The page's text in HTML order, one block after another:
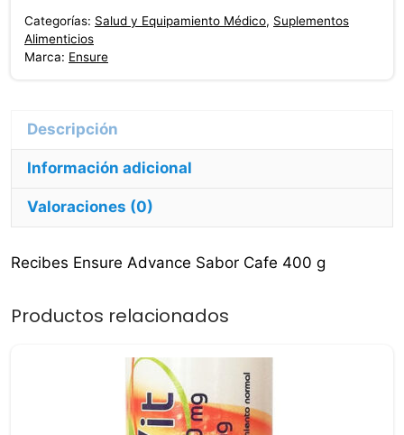
400
Categorías: Salud y Equipamiento Médico, Suplementos
Alimenticios
Marca: Ensure
Información adicional
Valoraciones (0)
Recibes Ensure Advance Sabor Cafe 400 g
Productos relacionados